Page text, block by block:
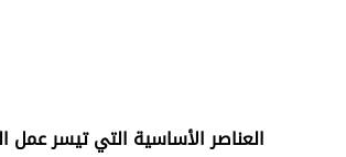
العناصر الأساسية التي تيسر عمل